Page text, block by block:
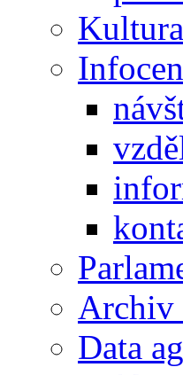
Archiv
Data